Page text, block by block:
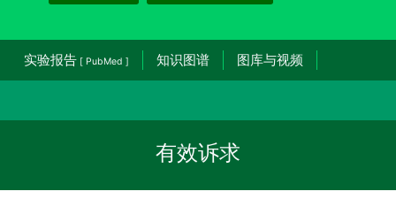
实验报告 [ PubMed ] 知识图谱 图库与视频
有效诉求